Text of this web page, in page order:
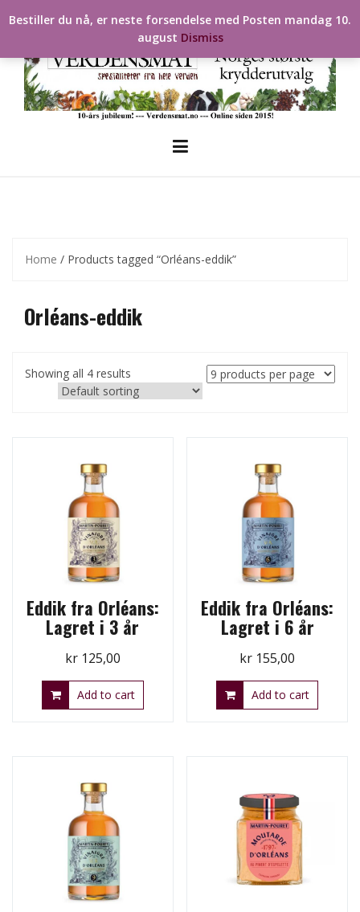
to
Home / Products tagged “Orléans-eddik”
Orléans-eddik
Showing all 4 results
Eddik fra Orléans:
Lagret i 3 år
kr125,00
Add to cart
Eddik fra Orléans:
Lagret i 6 år
kr 155,00
Add to cart
Bestiller du nå, er neste forsendelse med Posten mandag 10.
august Dismiss